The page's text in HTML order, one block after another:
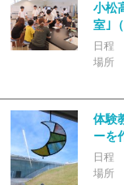
小松
室｣
日程
場所
体験
ーを
日程
場所